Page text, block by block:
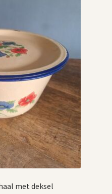
met deksel